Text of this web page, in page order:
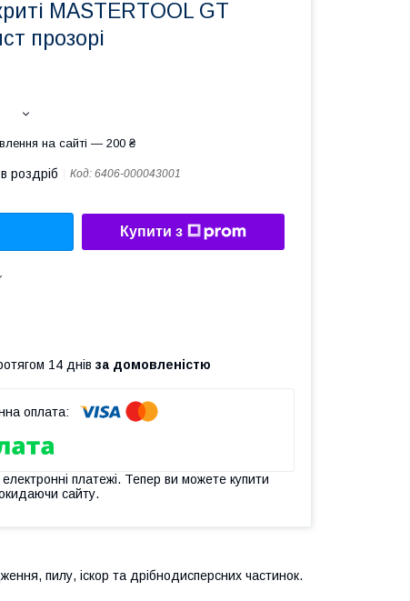
MASTERTOOL GT
прозорі
на сайті — 200 ₴
роздріб Код: 6406-000043001
Купити з
14 днів за домовленістю
електронні платежі. Тепер ви можете купити
сайту.
пилу, іскор та дрібнодисперсних частинок.